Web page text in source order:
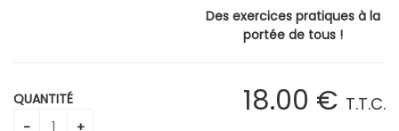
Des exercices pratiques à la
portée de tous !
18.00 € T.T.C.
QUANTITÉ